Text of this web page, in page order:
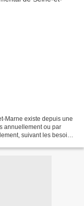
Marne existe depuis une
annuellement ou par
suivant les besoins.